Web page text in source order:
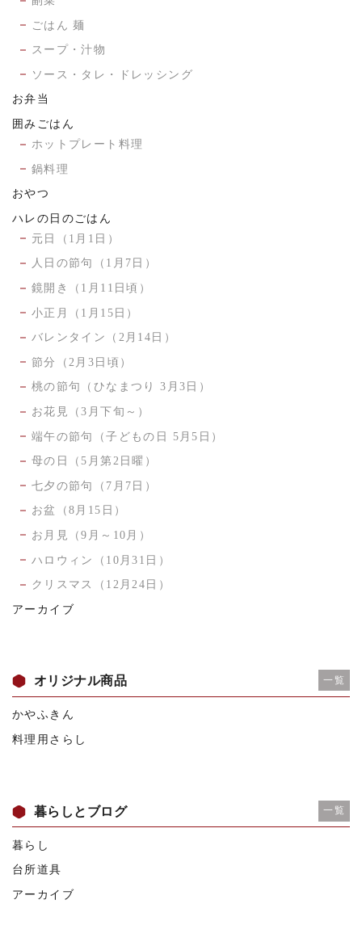
ごはん 麺
スープ・汁物
ソース・タレ・ドレッシング
お弁当
囲みごはん
ホットプレート料理
鍋料理
おやつ
ハレの日のごはん
元日（1月1日）
人日の節句（1月7日）
鏡開き（1月11日頃）
小正月（1月15日）
バレンタイン（2月14日）
節分（2月3日頃）
桃の節句（ひなまつり 3月3日）
お花見（3月下旬～）
端午の節句（子どもの日 5月5日）
母の日（5月第2日曜）
七夕の節句（7月7日）
お盆（8月15日）
お月見（9月～10月）
ハロウィン（10月31日）
クリスマス（12月24日）
アーカイブ
オリジナル商品 一覧
かやふきん
料理用さらし
暮らしとブログ 一覧
暮らし
台所道具
アーカイブ